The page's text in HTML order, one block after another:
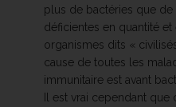
plus de bactéries que
déficientes en quantité
organismes dits «
cause de toutes les
immunitaire est avant
Il est vrai cependant que